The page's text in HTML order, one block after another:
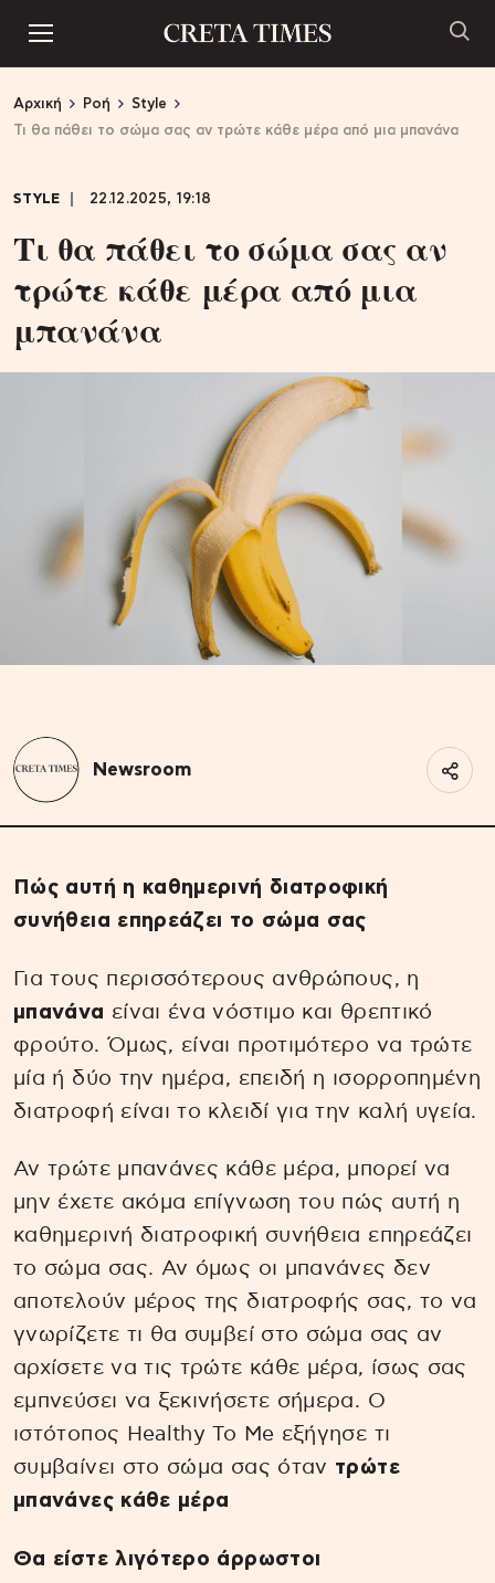
Αρχική Ροή
Style
Τι θα πάθει το σώμα σας αν τρώτε κάθε μέρα από μια μπανάνα
STYLE 22.12.2025, 19:18
Τι θα πάθει το σώμα σας αν
τρώτε κάθε μέρα από μια
μπανάνα
Newsroom
Πώς αυτή η καθημερινή διατροφική
συνήθεια επηρεάζει το σώμα σας
Για τους περισσότερους ανθρώπους, η
μπανάνα είναι ένα νόστιμο και θρεπτικό
φρούτο. Όμως, είναι προτιμότερο να τρώτε
μία ή δύο την ημέρα, επειδή η ισορροπημένη
διατροφή είναι το κλειδί για την καλή υγεία.
Αν τρώτε μπανάνες κάθε μέρα, μπορεί να
μην έχετε ακόμα επίγνωση του πώς αυτή η
καθημερινή διατροφική συνήθεια επηρεάζει
το σώμα σας. Αν όμως οι μπανάνες δεν
αποτελούν μέρος της διατροφής σας, το να
γνωρίζετε τι θα συμβεί στο σώμα σας αν
αρχίσετε να τις τρώτε κάθε μέρα, ίσως σας
εμπνεύσει να ξεκινήσετε σήμερα. Ο
ιστότοπος Healthy To Me εξήγησε τι
συμβαίνει στο σώμα σας όταν τρώτε
μπανάνες κάθε μέρα
Θα είστε λιγότερο άρρωστοι